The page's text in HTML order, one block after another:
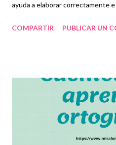
ayuda a elaborar correctamente
con ustedes estos increíbles
diferencien algunas letras de
equivocarse algunas veces.
sirvan para complementar
desarrolle el habla, la lectura y la
Agradecemos con gran
COMPARTIR PUBLICAR UN